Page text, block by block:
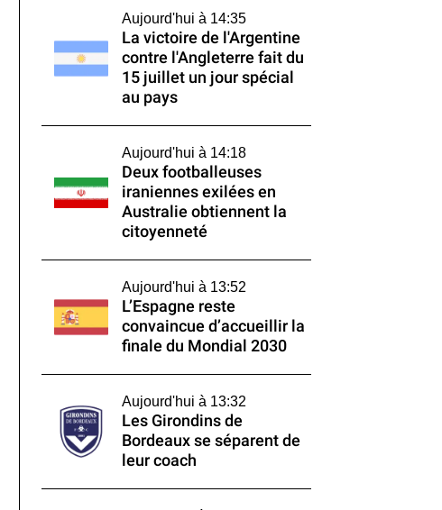
Aujourd'hui à 14:35
La victoire de l'Argentine
contre l'Angleterre fait du
15 juillet un jour spécial
au pays
Aujourd'hui à 14:18
Deux footballeuses
iraniennes exilées en
Australie obtiennent la
citoyenneté
Aujourd'hui à 13:52
L’Espagne reste
convaincue d’accueillir la
finale du Mondial 2030
Aujourd'hui à 13:32
Les Girondins de
Bordeaux se séparent de
leur coach